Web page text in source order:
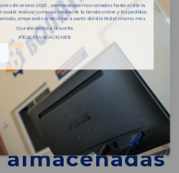
almacenadas
de verano 2026 , permaneceremos cerrados hasta el día 14
podrá realizar compras mediante la tienda online y los pedidos
empezarán a recibirse a partir del día 18 del mismo mes.
Os esperamos a la vuelta
¡FELICES VACACIONES!